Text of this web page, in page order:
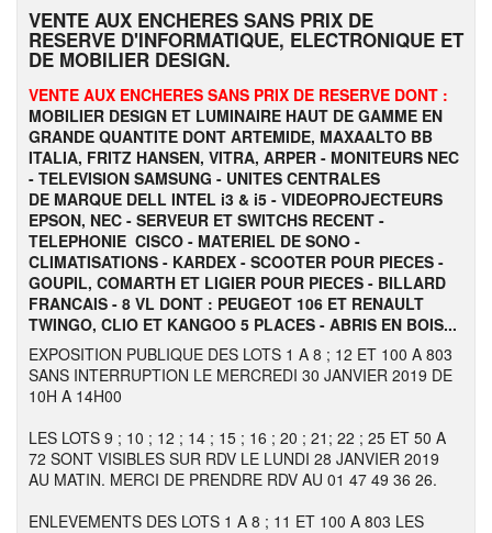
VENTE AUX ENCHERES SANS PRIX DE
RESERVE D'INFORMATIQUE, ELECTRONIQUE ET
DE MOBILIER DESIGN.
VENTE AUX ENCHERES SANS PRIX DE RESERVE DONT :
MOBILIER DESIGN ET LUMINAIRE HAUT DE GAMME EN
GRANDE QUANTITE DONT ARTEMIDE, MAXAALTO BB
ITALIA, FRITZ HANSEN, VITRA, ARPER - MONITEURS NEC
- TELEVISION SAMSUNG - UNITES CENTRALES
DE MARQUE DELL INTEL i3 & i5 - VIDEOPROJECTEURS
EPSON, NEC - SERVEUR ET SWITCHS RECENT -
TELEPHONIE CISCO - MATERIEL DE SONO -
CLIMATISATIONS - KARDEX - SCOOTER POUR PIECES -
GOUPIL, COMARTH ET LIGIER POUR PIECES - BILLARD
FRANCAIS - 8 VL DONT : PEUGEOT 106 ET RENAULT
TWINGO, CLIO ET KANGOO 5 PLACES - ABRIS EN BOIS...
EXPOSITION PUBLIQUE DES LOTS 1 A 8 ; 12 ET 100 A 803
SANS INTERRUPTION LE MERCREDI 30 JANVIER 2019 DE
10H A 14H00
LES LOTS 9 ; 10 ; 12 ; 14 ; 15 ; 16 ; 20 ; 21; 22 ; 25 ET 50 A
72 SONT VISIBLES SUR RDV LE LUNDI 28 JANVIER 2019
AU MATIN. MERCI DE PRENDRE RDV AU 01 47 49 36 26.
ENLEVEMENTS DES LOTS 1 A 8 ; 11 ET 100 A 803 LES